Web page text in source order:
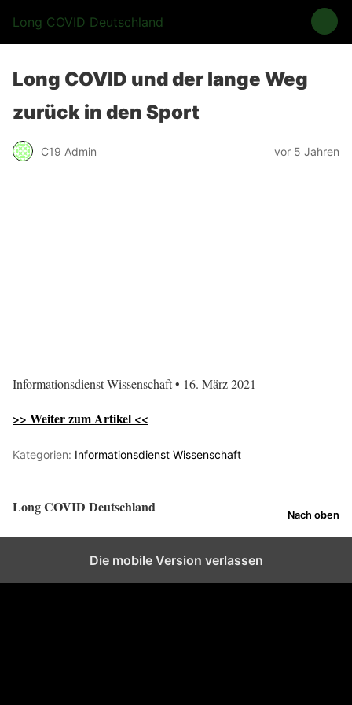
Long COVID Deutschland
Long COVID und der lange Weg
zurück in den Sport
C19 Admin vor 5 Jahren
Informationsdienst Wissenschaft • 16. März 2021
>> Weiter zum Artikel <<
Kategorien: Informationsdienst Wissenschaft
Long COVID Deutschland Nach oben
Die mobile Version verlassen